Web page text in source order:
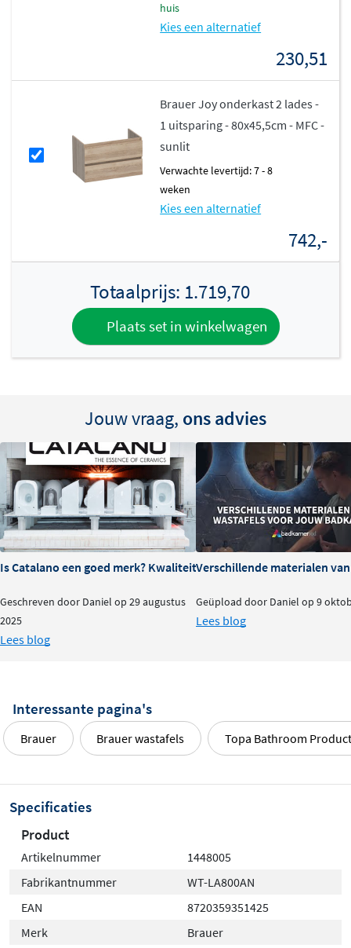
huis
Kies een alternatief
230,51
Brauer Joy onderkast 2 lades -
1 uitsparing - 80x45,5cm - MFC -
sunlit
Verwachte levertijd: 7 - 8
weken
Kies een alternatief
742,-
Totaalprijs: 1.719,70
Plaats set in winkelwagen
Jouw vraag, ons advies
Is Catalano een goed merk? Kwaliteit en ervaringen
Geschreven door Daniel op 29 augustus
2025
Lees blog
Verschillende materialen
Geüpload door Daniel op 9
Lees blog
Interessante pagina's
Brauer Brauer wastafels Topa Bathroom
Specificaties
Product
Artikelnummer
1448005
Fabrikantnummer
WT-LA800AN
EAN
8720359351425
Merk
Brauer